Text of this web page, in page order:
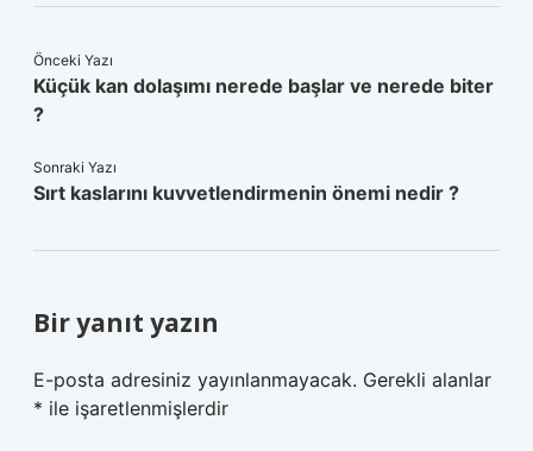
Önceki Yazı
Küçük kan dolaşımı nerede başlar ve nerede biter
?
Sonraki Yazı
Sırt kaslarını kuvvetlendirmenin önemi nedir ?
Bir yanıt yazın
E-posta adresiniz yayınlanmayacak. Gerekli alanlar
* ile işaretlenmişlerdir